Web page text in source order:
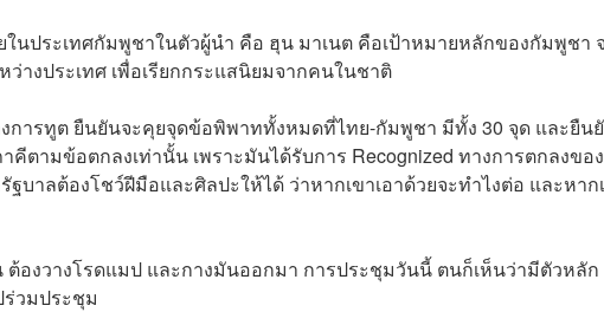
นประเทศกัมพูชาในตัวผู้นำ คือ ฮุน มาเนต คือเป้าหมายหลักของกัมพูชา
ว่างประเทศ เพื่อเรียกกระแสนิยมจากคนในชาติ
งการทูต ยืนยันจะคุยจุดข้อพิพาททั้งหมดที่ไทย-กัมพูชา มีทั้ง 30 จุด และยืน
ตามข้อตกลงเท่านั้น เพราะมันได้รับการ Recognized ทางการตกลงของ
ฐบาลต้องโชว์ฝีมือและศิลปะให้ได้ ว่าหากเขาเอาด้วยจะทำไงต่อ และหาก
องวางโรดแมป และกางมันออกมา การประชุมวันนี้ ตนก็เห็นว่ามีตัวหลัก
วมประชุม